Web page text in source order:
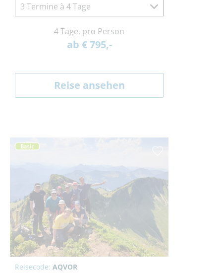
3 Termine à 4 Tage
4 Tage, pro Person
ab € 795,-
Reise ansehen
Reisecode: AQVOR